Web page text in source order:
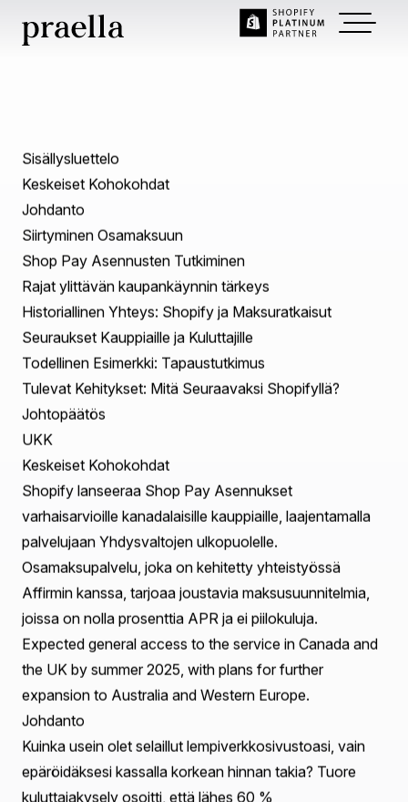
Shopify laajentaa
maksuratkaisujaan
kansainvälisellä
osamaksupalvelun
käyttöönotolla
Kanadassa.
Keskeiset Kohokohdat
Siirtyminen Osamaksuun
Shop Pay Asennusten Tutkiminen
Rajat ylittävän kaupankäynnin tärkeys
Historiallinen Yhteys: Shopify ja Maksuratkaisut
Seuraukset Kauppiaille ja Kuluttajille
Tulevat Kehitykset: Mitä Seuraavaksi Shopifyllä?
Johtopäätös